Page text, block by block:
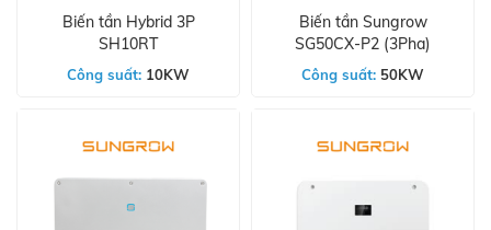
Biến tần Hybrid 3P
SH10RT
Công suất: 10KW
Biến tần Sungrow
SG50CX-P2 (3Pha)
Công suất: 50KW